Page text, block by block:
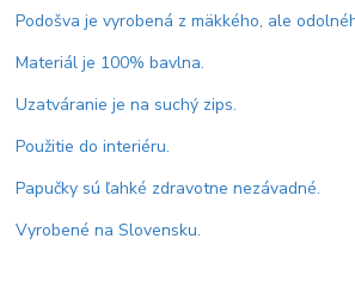
Podošva je vyrobená z mäkkého, ale
Materiál je 100% bavlna.
Uzatváranie je na suchý zips.
Použitie do interiéru.
Papučky sú ľahké zdravotne nezávadné.
Vyrobené na Slovensku.